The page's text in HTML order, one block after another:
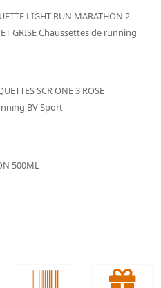
LIGHT RUN MARATHON 2
GRISE Chaussettes de running
SCR ONE 3 ROSE
BV Sport
500ML